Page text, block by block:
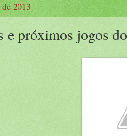
2013
e próximos jogos